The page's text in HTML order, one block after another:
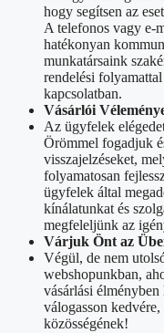
hogy segítsen az
A telefonos vagy e-
hatékonyan
munkatársaink
rendelési
kapcsolatban.
Vásárlói
Az ügyfelek
Örömmel fogadjuk
visszajelzéseket,
folyamatosan
ügyfelek által
kínálatunkat és
megfeleljünk az
Várjuk Önt az
Végül, de nem
webshopunkban,
vásárlási élményben
válogasson
közösségének!